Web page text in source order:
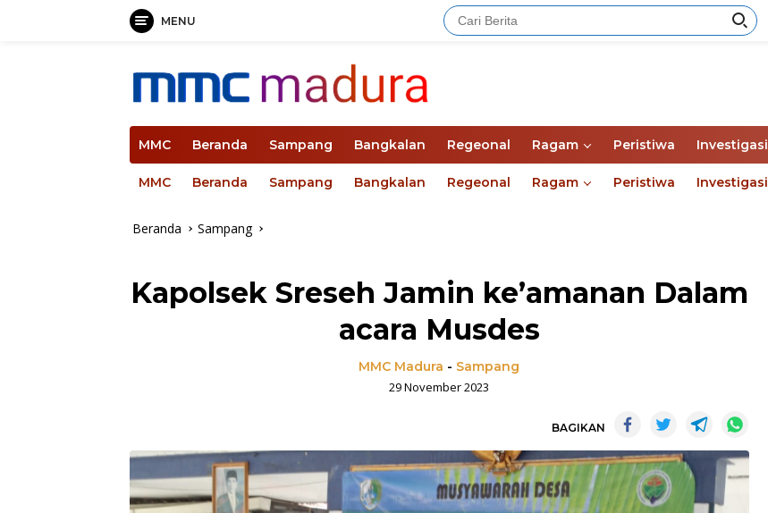
MENU
MMC Beranda Sampang Bangkalan Regeonal Ragam Peristiwa Investigasi
MMC Beranda Sampang Bangkalan Regeonal Ragam Peristiwa Investigasi
Beranda Sampang
Kapolsek Sreseh Jamin ke’amanan Dalam
acara Musdes
MMC Madura - Sampang
29 November 2023
BAGIKAN